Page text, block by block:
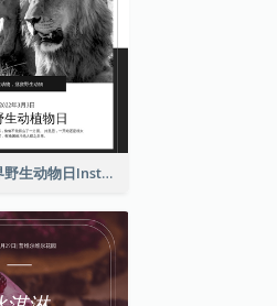
黑白狮子世界野生动物日Instagram帖子